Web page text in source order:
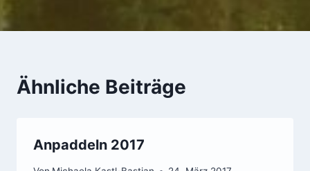
Ähnliche Beiträge
Anpaddeln 2017